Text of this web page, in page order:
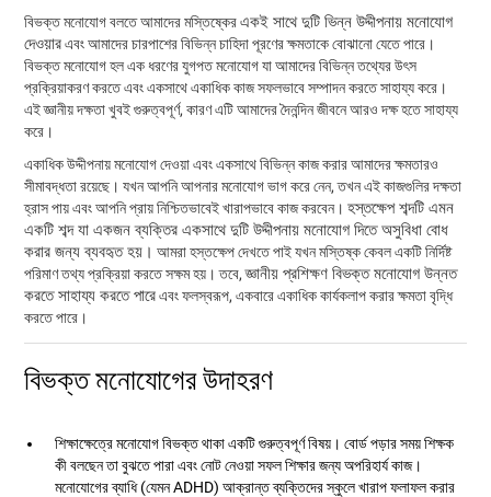
বিভক্ত মনোযোগ বলতে আমাদের মস্তিষ্কেরএকই সাথে দুটি ভিন্ন উদ্দীপনায় মনোযোগ
দেওয়ারএবং আমাদের চারপাশের বিভিন্ন চাহিদা পূরণের ক্ষমতাকে বোঝানো যেতে পারে।
বিভক্ত মনোযোগ হল এক ধরণের যুগপত মনোযোগ যা আমাদের বিভিন্ন তথ্যের উৎস
প্রক্রিয়াকরণ করতে এবং একসাথে একাধিক কাজ সফলভাবে সম্পাদন করতে সাহায্য করে।
এই জ্ঞানীয় দক্ষতা খুবই গুরুত্বপূর্ণ, কারণ এটি আমাদের দৈনন্দিন জীবনে আরও দক্ষ হতে সাহায্য
করে।
একাধিক উদ্দীপনায় মনোযোগ দেওয়া এবং একসাথে বিভিন্ন কাজ করার আমাদের ক্ষমতারও
সীমাবদ্ধতা রয়েছে। যখন আপনি আপনার মনোযোগ ভাগ করে নেন, তখন এই কাজগুলির দক্ষতা
হ্রাস পায় এবং আপনি প্রায় নিশ্চিতভাবেই খারাপভাবে কাজ করবেন।হস্তক্ষেপ শব্দটি এমন
একটি শব্দ যা একজন ব্যক্তির একসাথে দুটি উদ্দীপনায় মনোযোগ দিতে অসুবিধা বোধ
করার জন্য ব্যবহৃত হয়। আমরা হস্তক্ষেপ দেখতে পাই যখন মস্তিষ্ক কেবল একটি নির্দিষ্ট
পরিমাণ তথ্য প্রক্রিয়া করতে সক্ষম হয়। তবে,জ্ঞানীয় প্রশিক্ষণ বিভক্ত মনোযোগ উন্নত
করতে সাহায্য করতে পারেএবং ফলস্বরূপ, একবারে একাধিক কার্যকলাপ করার ক্ষমতা বৃদ্ধি
করতে পারে।
বিভক্ত মনোযোগের উদাহরণ
শিক্ষাক্ষেত্রে মনোযোগ বিভক্ত থাকা একটি গুরুত্বপূর্ণ বিষয়। বোর্ড পড়ার সময় শিক্ষক
কী বলছেন তা বুঝতে পারা এবং নোট নেওয়া সফল শিক্ষার জন্য অপরিহার্য কাজ।
মনোযোগের ব্যাধি (যেমন ADHD) আক্রান্ত ব্যক্তিদের স্কুলে খারাপ ফলাফল করার